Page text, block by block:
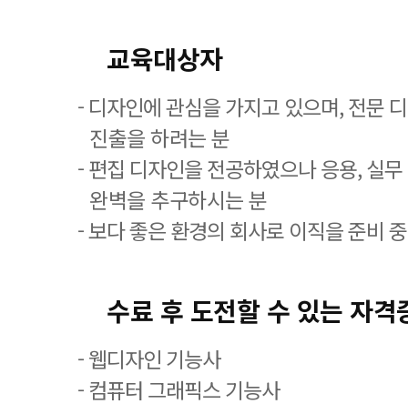
교육대상자
- 디자인에 관심을 가지고 있으며, 전문
진출을 하려는 분
- 편집 디자인을 전공하였으나 응용, 실
완벽을 추구하시는 분
- 보다 좋은 환경의 회사로 이직을 준비
수료 후 도전할 수 있는 자격
- 웹디자인 기능사
- 컴퓨터 그래픽스 기능사